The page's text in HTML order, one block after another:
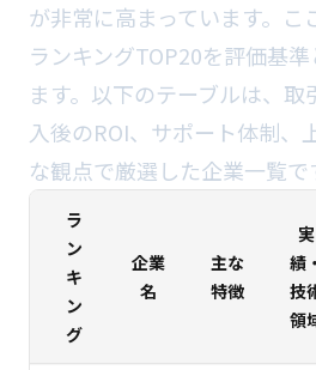
が非常に高まっています。こ
ランキングTOP20を評価基
ます。以下のテーブルは、
入後のROI、サポート体制、
な観点で厳選した企業一覧で
ラ
ン
キ
ン
グ
企業
名
主な
特徴
実
績・
技
領